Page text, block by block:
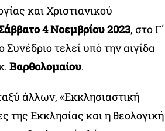
και Χριστιανικού
4 Νοεμβρίου 2023, στο Γ΄
τελεί υπό την αιγίδα
Βαρθολομαίου.
άλλων, «Εκκλησιαστική
της Εκκλησίας και η θεολογική